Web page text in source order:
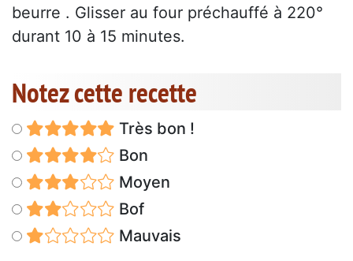
beurre . Glisser au four préchauffé à 220°
durant 10 à 15 minutes.
Notez cette recette
Très bon !
Bon
Moyen
Bof
Mauvais